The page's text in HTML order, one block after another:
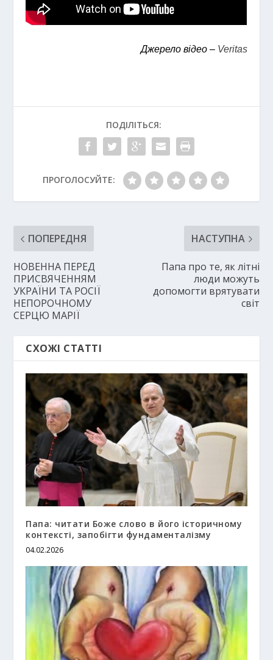
Джерело відео – Veritas
ПОДІЛІТЬСЯ:
ПРОГОЛОСУЙТЕ:
ПОПЕРЕДНЯ
НОВЕННА ПЕРЕД
ПРИСВЯЧЕННЯМ
УКРАЇНИ ТА РОСІЇ
НЕПОРОЧНОМУ
СЕРЦЮ МАРІЇ
НАСТУПНА
Папа про те, як літні
люди можуть
допомогти врятувати
світ
СХОЖІ СТАТТІ
Папа: читати Боже слово в його історичному
контексті, запобігти фундаменталізму
04.02.2026